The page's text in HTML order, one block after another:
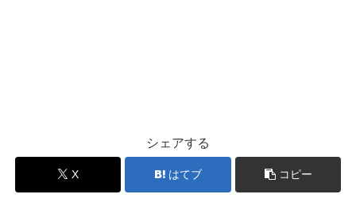
シェアする
X はてブ コピー